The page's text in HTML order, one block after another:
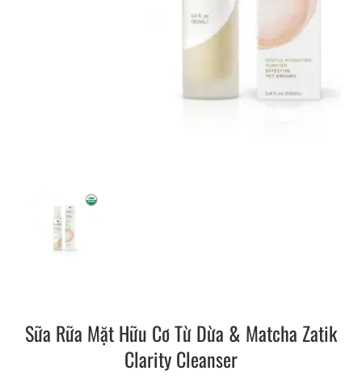
Sữa Rữa Mặt Hữu Cơ Từ Dừa & Matcha Zatik
Clarity Cleanser